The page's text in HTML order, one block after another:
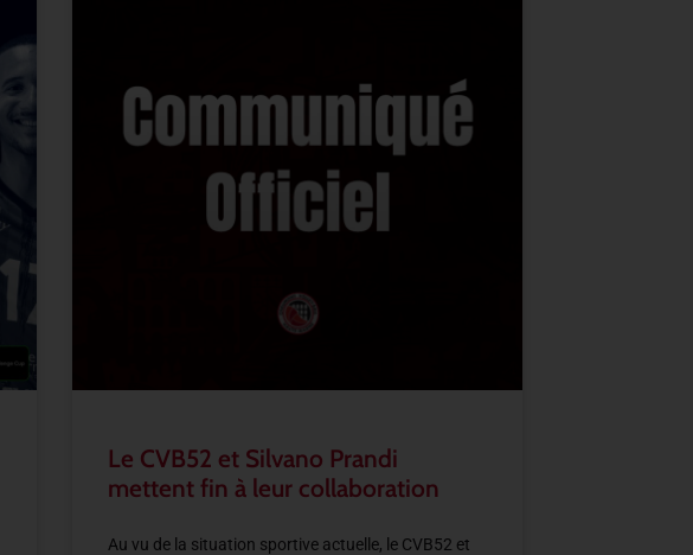
Le CVB52 et Silvano Prandi
mettent fin à leur collaboration
Au vu de la situation sportive actuelle, le CVB52 et